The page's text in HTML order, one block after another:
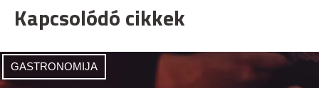
Kapcsolódó cikkek
GASTRONOMIJA